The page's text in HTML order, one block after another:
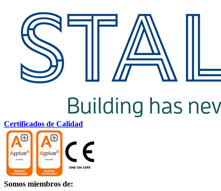
Certificados de Calidad
Somos miembros de: